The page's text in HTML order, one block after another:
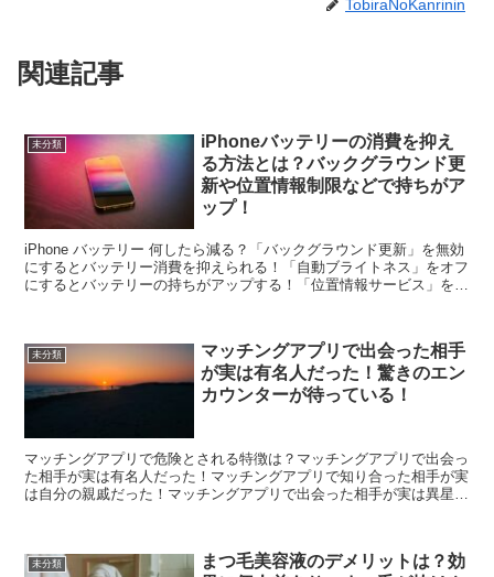
TobiraNoKanrinin
関連記事
未分類
iPhoneバッテリーの消費を抑え
る方法とは？バックグラウンド更
新や位置情報制限などで持ちがア
ップ！
iPhone バッテリー 何したら減る？「バックグラウンド更新」を無効
にするとバッテリー消費を抑えられる！「自動ブライトネス」をオフ
にするとバッテリーの持ちがアップする！「位置情報サービス」を制
未分類
マッチングアプリで出会った相手
が実は有名人だった！驚きのエン
カウンターが待っている！
マッチングアプリで危険とされる特徴は？マッチングアプリで出会っ
た相手が実は有名人だった！マッチングアプリで知り合った相手が実
は自分の親戚だった！マッチングアプリで出会った相手が実は異星人
未分類
まつ毛美容液のデメリットは？効